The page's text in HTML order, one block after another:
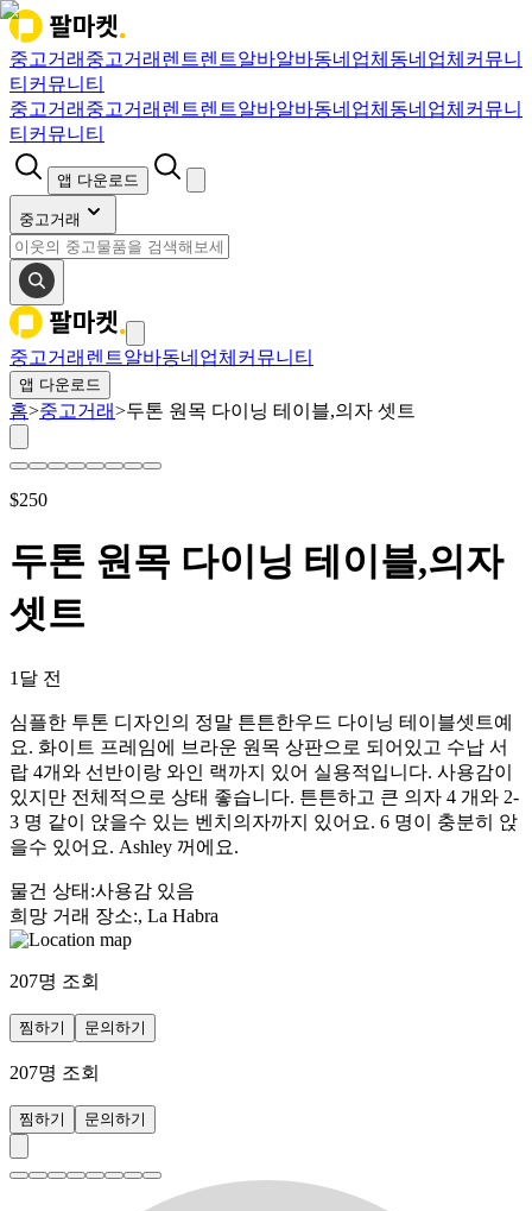
중고거래 중고거래 렌트렌트알바알바동네업체 동네업체 커뮤니
티 커뮤니티
중고거래 중고거래 렌트렌트알바알바동네업체 동네업체 커뮤니
티 커뮤니티
앱 다운로드
중고거래
중고거래 렌트알바동네업체 커뮤니티
앱 다운로드
홈>중고거래>두톤 원목 다이닝 테이블,의자 셋트
$250
두톤 원목 다이닝 테이블,의자
셋트
1달 전
심플한 투톤 디자인의 정말 튼튼한우드 다이닝 테이블셋트예
요. 화이트 프레임에 브라운 원목 상판으로 되어있고 수납 서
랍 4개와 선반이랑 와인 랙까지 있어 실용적입니다. 사용감이
있지만 전체적으로 상태 좋습니다. 튼튼하고 큰 의자 4 개와 2-
3 명 같이 앉을수 있는 벤치의자까지 있어요. 6 명이 충분히 앉
을수 있어요. Ashley 꺼에요.
물건 상태 :사용감 있음
희망 거래 장소:, La Habra
207명 조회
찜하기 문의하기
207명 조회
찜하기 문의하기